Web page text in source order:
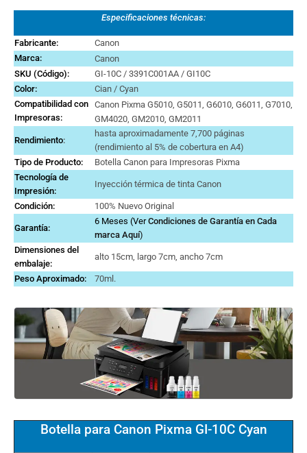
Especificaciones técnicas:
Fabricante:
Canon
Marca:
Canon
SKU (Código):
GI-10C / 3391C001AA / GI10C
Color:
Cian / Cyan
Compatibilidad con
Impresoras:
Canon Pixma G5010, G5011, G6010, G6011, G7010,
GM4020, GM2010, GM2011
Rendimiento:
hasta aproximadamente 7,700 páginas
(rendimiento al 5% de cobertura en A4)
Tipo de Producto:
Botella Canon para Impresoras Pixma
Tecnología de
Impresión:
Inyección térmica de tinta Canon
Condición: 100% Nuevo Original
Garantía:
6 Meses (Ver Condiciones de Garantía en Cada
marca Aquí)
Dimensiones del
embalaje:
alto 15cm, largo 7cm, ancho 7cm
Peso Aproximado: 70ml.
Botella para Canon Pixma GI-10C Cyan